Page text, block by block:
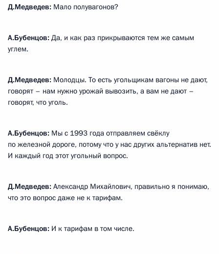
Д.Медведев: Мало полувагонов?
А.Бубенцов: Да, и как раз прикрываются тем же самым
углем.
Д.Медведев: Молодцы. То есть угольщикам вагоны не дают,
говорят – нам нужно урожай вывозить, а вам не дают –
говорят, что уголь.
А.Бубенцов: Мы с 1993 года отправляем свёклу
по железной дороге, потому что у нас других альтернатив нет.
И каждый год этот угольный вопрос.
Д.Медведев: Александр Михайлович, правильно я понимаю,
что это вопрос даже не к тарифам.
А.Бубенцов: И к тарифам в том числе.